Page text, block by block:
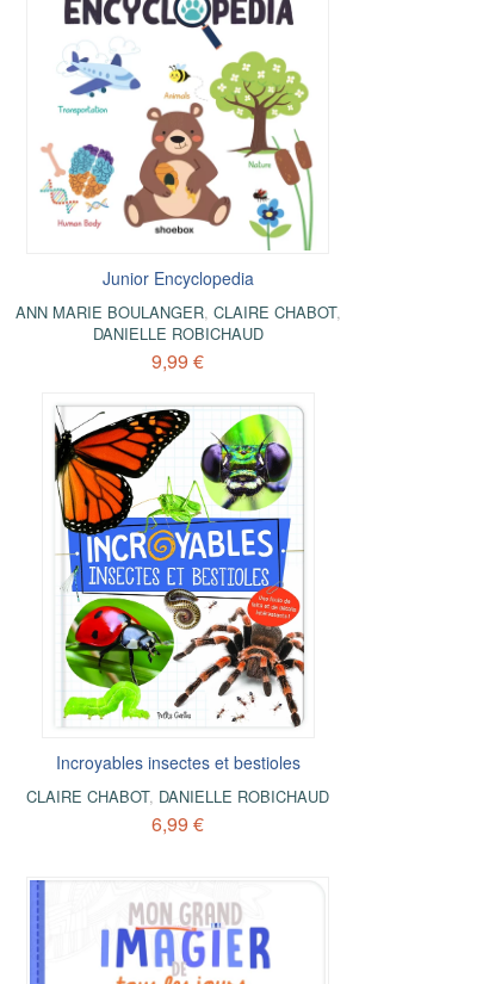
Junior Encyclopedia
ANN MARIE BOULANGER, CLAIRE CHABOT,
DANIELLE ROBICHAUD
9,99 €
Incroyables insectes et bestioles
CLAIRE CHABOT, DANIELLE ROBICHAUD
6,99 €